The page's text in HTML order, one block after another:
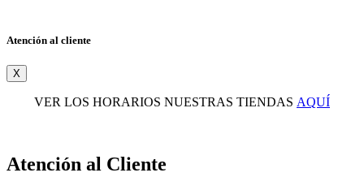
Atención al cliente
X
VER LOS HORARIOS NUESTRAS TIENDAS AQUÍ
Atención al Cliente